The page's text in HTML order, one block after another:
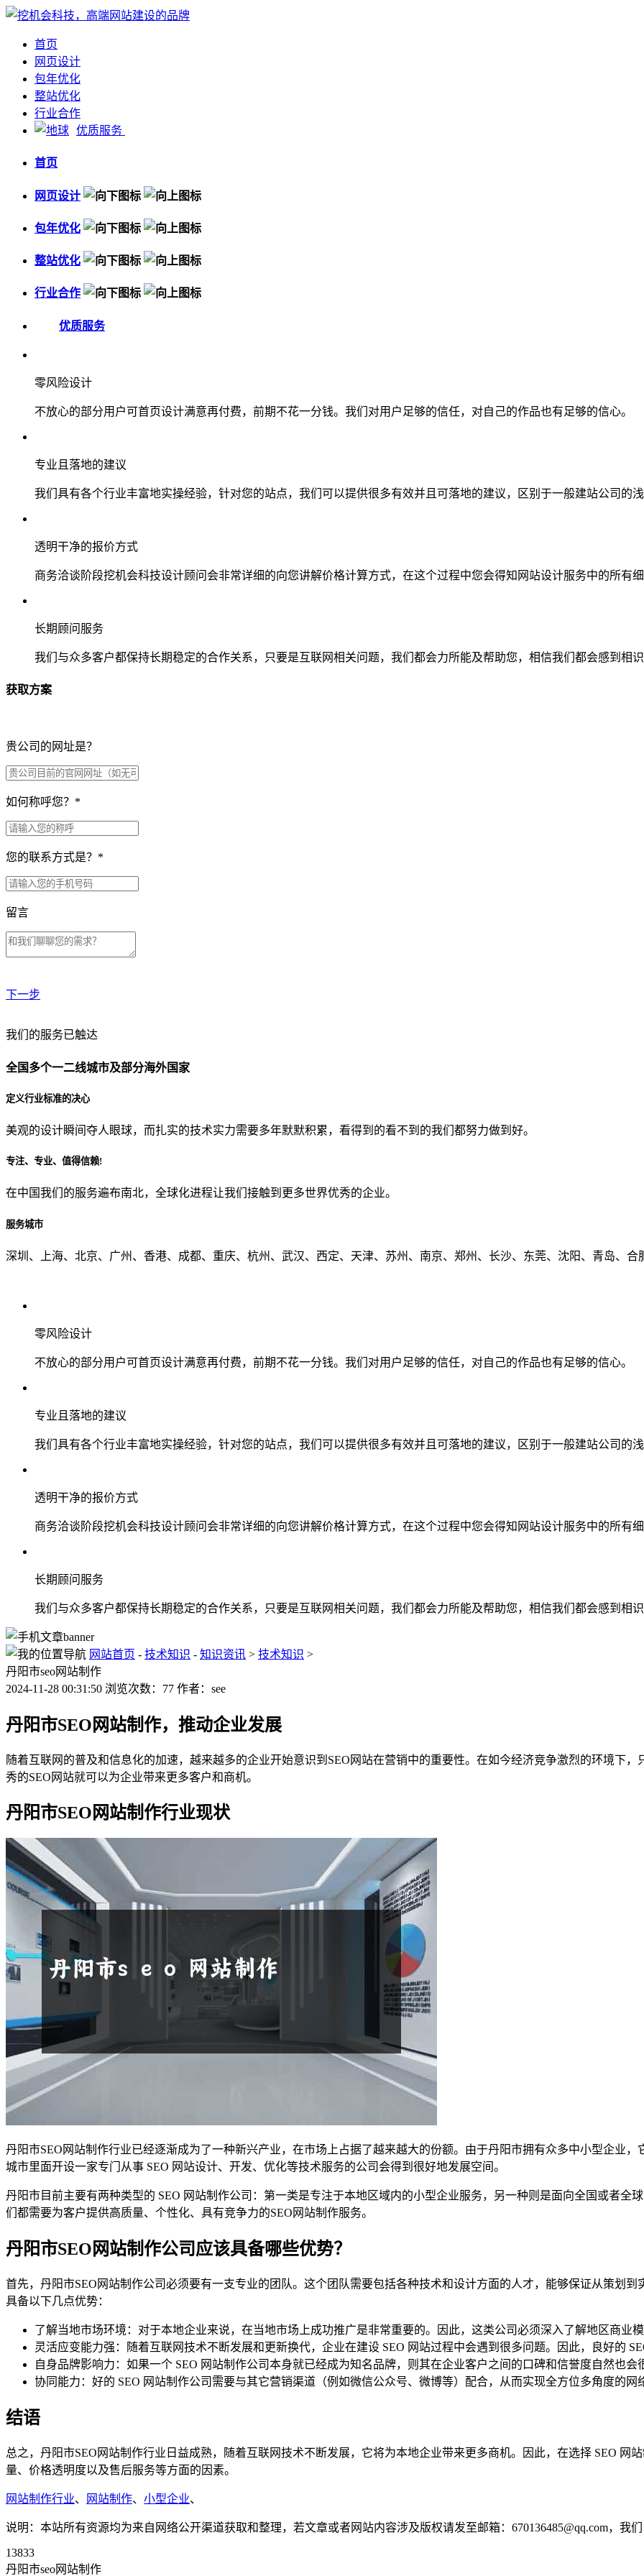
首页
网页设计
包年优化
整站优化
行业合作
优质服务
首页
网页设计
包年优化
整站优化
行业合作
优质服务
零风险设计
不放心的部分用户可首页设计满意再付费，前期不花一分钱。我们对用户足够的信任，对自己的作品也有足够的信心。
专业且落地的建议
我们具有各个行业丰富地实操经验，针对您的站点，我们可以提供很多有效并且可落地的建议，区别于一般建站公司的
透明干净的报价方式
商务洽谈阶段挖机会科技设计顾问会非常详细的向您讲解价格计算方式，在这个过程中您会得知网站设计服务中的所有
长期顾问服务
我们与众多客户都保持长期稳定的合作关系，只要是互联网相关问题，我们都会力所能及帮助您，相信我们都会感到相
获取方案
贵公司的网址是？
如何称呼您？ *
您的联系方式是？ *
留言
下一步
贵公司预算范围是？
贵公司的团队规模是？
从哪里了解到我们？
我们的服务已触达
全国多个一二线城市及部分海外国家
定义行业标准的决心
美观的设计瞬间夺人眼球，而扎实的技术实力需要多年默默积累，看得到的看不到的我们都努力做到好。
专注、专业、值得信赖!
在中国我们的服务遍布南北，全球化进程让我们接触到更多世界优秀的企业。
服务城市
深圳、上海、北京、广州、香港、成都、重庆、杭州、武汉、西定、天津、苏州、南京、郑州、长沙、东莞、沈阳、青岛、合
零风险设计
不放心的部分用户可首页设计满意再付费，前期不花一分钱。我们对用户足够的信任，对自己的作品也有足够的信心。
专业且落地的建议
我们具有各个行业丰富地实操经验，针对您的站点，我们可以提供很多有效并且可落地的建议，区别于一般建站公司的
透明干净的报价方式
商务洽谈阶段挖机会科技设计顾问会非常详细的向您讲解价格计算方式，在这个过程中您会得知网站设计服务中的所有
长期顾问服务
我们与众多客户都保持长期稳定的合作关系，只要是互联网相关问题，我们都会力所能及帮助您，相信我们都会感到相
网站首页 - 技术知识 - 知识资讯 > 技术知识 >
丹阳市seo网站制作
2024-11-28 00:31:50 浏览次数：77 作者：see
丹阳市SEO网站制作，推动企业发展
随着互联网的普及和信息化的加速，越来越多的企业开始意识到SEO网站在营销中的重要性。在如今经济竞争激烈的环境下
秀的SEO网站就可以为企业带来更多客户和商机。
丹阳市SEO网站制作行业现状
丹阳市SEO网站制作行业已经逐渐成为了一种新兴产业，在市场上占据了越来越大的份额。由于丹阳市拥有众多中小型企业
城市里面开设一家专门从事 SEO 网站设计、开发、优化等技术服务的公司会得到很好地发展空间。
丹阳市目前主要有两种类型的 SEO 网站制作公司：第一类是专注于本地区域内的小型企业服务，另一种则是面向全国或者全
们都需要为客户提供高质量、个性化、具有竞争力的SEO网站制作服务。
丹阳市SEO网站制作公司应该具备哪些优势？
首先，丹阳市SEO网站制作公司必须要有一支专业的团队。这个团队需要包括各种技术和设计方面的人才，能够保证从策划
具备以下几点优势：
了解当地市场环境：对于本地企业来说，在当地市场上成功推广是非常重要的。因此，这类公司必须深入了解地区商业
灵活应变能力强：随着互联网技术不断发展和更新换代，企业在建设 SEO 网站过程中会遇到很多问题。因此，良好的
自身品牌影响力：如果一个 SEO 网站制作公司本身就已经成为知名品牌，则其在企业客户之间的口碑和信誉度自然也会
协同能力：好的 SEO 网站制作公司需要与其它营销渠道（例如微信公众号、微博等）配合，从而实现全方位多角度的网
结语
总之，丹阳市SEO网站制作行业日益成熟，随着互联网技术不断发展，它将为本地企业带来更多商机。因此，在选择 SEO 网
量、价格透明度以及售后服务等方面的因素。
网站制作行业、 网站制作、 小型企业、
说明：本站所有资源均为来自网络公开渠道获取和整理，若文章或者网站内容涉及版权请发至邮箱：670136485@qq.com，我
13833
丹阳市seo网站制作